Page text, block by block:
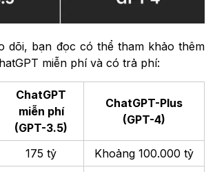
dõi, bạn đọc có thể tham khảo thêm
miễn phí và có trả phí:
ChatGPT
miễn phí
(GPT-3.5)
ChatGPT-Plus
(GPT-4)
175 tỷ
Khoảng 100.000 tỷ